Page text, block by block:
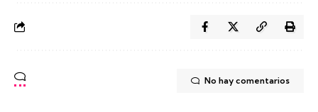
No hay comentarios